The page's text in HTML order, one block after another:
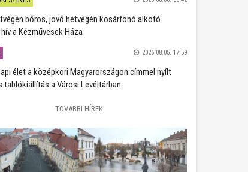
bőrös, jövő hétvégén kosárfonó alkotó
a Kézművesek Háza
2026.08.05. 17:59
élet a középkori Magyarországon címmel nyílt
tablókiállítás a Városi Levéltárban
TOVÁBBI HÍREK